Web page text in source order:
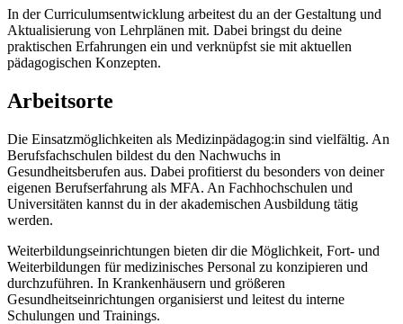
In der Curriculumsentwicklung arbeitest du an der Gestaltung und
Aktualisierung von Lehrplänen mit. Dabei bringst du deine
praktischen Erfahrungen ein und verknüpfst sie mit aktuellen
pädagogischen Konzepten.
Arbeitsorte
Die Einsatzmöglichkeiten als Medizinpädagog:in sind vielfältig. An
Berufsfachschulen bildest du den Nachwuchs in
Gesundheitsberufen aus. Dabei profitierst du besonders von deiner
eigenen Berufserfahrung als MFA. An Fachhochschulen und
Universitäten kannst du in der akademischen Ausbildung tätig
werden.
Weiterbildungseinrichtungen bieten dir die Möglichkeit, Fort- und
Weiterbildungen für medizinisches Personal zu konzipieren und
durchzuführen. In Krankenhäusern und größeren
Gesundheitseinrichtungen organisierst und leitest du interne
Schulungen und Trainings.